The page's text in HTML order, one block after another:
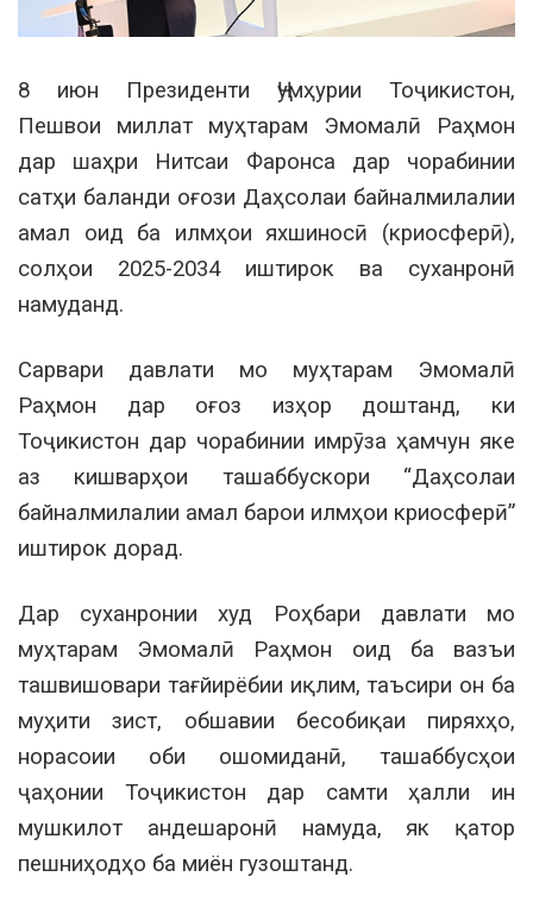
8 июн Президенти Ҷумҳурии Тоҷикистон,
Пешвои миллат муҳтарам Эмомалӣ Раҳмон
дар шаҳри Нитсаи Фаронса дар чорабинии
сатҳи баланди оғози Даҳсолаи байналмилалии
амал оид ба илмҳои яхшиносӣ (криосферӣ),
солҳои 2025-2034 иштирок ва суханронӣ
намуданд.
Сарвари давлати мо муҳтарам Эмомалӣ
Раҳмон дар оғоз изҳор доштанд, ки
Тоҷикистон дар чорабинии имрӯза ҳамчун яке
аз кишварҳои ташаббускори “Даҳсолаи
байналмилалии амал барои илмҳои криосферӣ”
иштирок дорад.
Дар суханронии худ Роҳбари давлати мо
муҳтарам Эмомалӣ Раҳмон оид ба вазъи
ташвишовари тағйирёбии иқлим, таъсири он ба
муҳити зист, обшавии бесобиқаи пиряхҳо,
норасоии оби ошомиданӣ, ташаббусҳои
ҷаҳонии Тоҷикистон дар самти ҳалли ин
мушкилот андешаронӣ намуда, як қатор
пешниҳодҳо ба миён гузоштанд.